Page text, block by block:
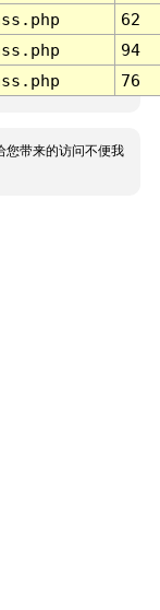
62
94
76
您带来的访问不便我